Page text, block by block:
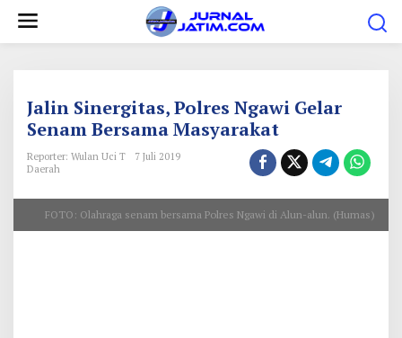
Jalin Sinergitas, Polres Ngawi Gelar
Senam Bersama Masyarakat
Reporter: Wulan Uci T
7 Juli 2019
Daerah
FOTO: Olahraga senam bersama Polres Ngawi di Alun-alun. (Humas)